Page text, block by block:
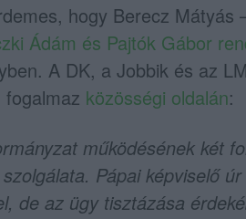
hogy Berecz Mátyás
Ádám és Pajtók Gábor
A DK, a Jobbik és az
fogalmaz közösségi oldalán:
működésének két
Pápai képviselő
de az ügy tisztázása